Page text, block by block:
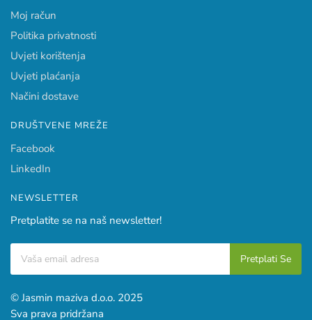
Moj račun
Politika privatnosti
Uvjeti korištenja
Uvjeti plaćanja
Načini dostave
DRUŠTVENE MREŽE
Facebook
LinkedIn
NEWSLETTER
Pretplatite se na naš newsletter!
© Jasmin maziva d.o.o. 2025
Sva prava pridržana